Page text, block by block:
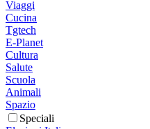
Viaggi
Cucina
Tgtech
E-Planet
Cultura
Salute
Scuola
Animali
Spazio
Speciali